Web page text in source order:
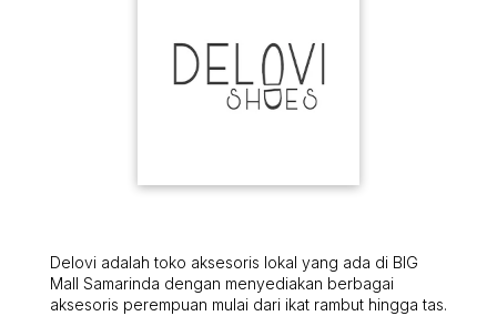
Delovi adalah toko aksesoris lokal yang ada di BIG
Mall Samarinda dengan menyediakan berbagai
aksesoris perempuan mulai dari ikat rambut hingga tas.